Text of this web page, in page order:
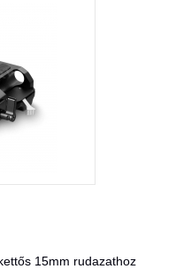
15mm rudazathoz